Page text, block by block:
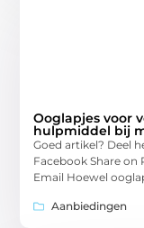
Ooglapjes voor
hulpmiddel bij
Goed artikel? Deel
Facebook Share on
Email Hoewel
Aanbiedingen